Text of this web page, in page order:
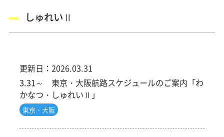
しゅれいⅡ
更新日： 2026.03.31
3.31～ 東京・大阪航路スケジュールのご案内「わ
かなつ・しゅれいⅡ」
東京・大阪